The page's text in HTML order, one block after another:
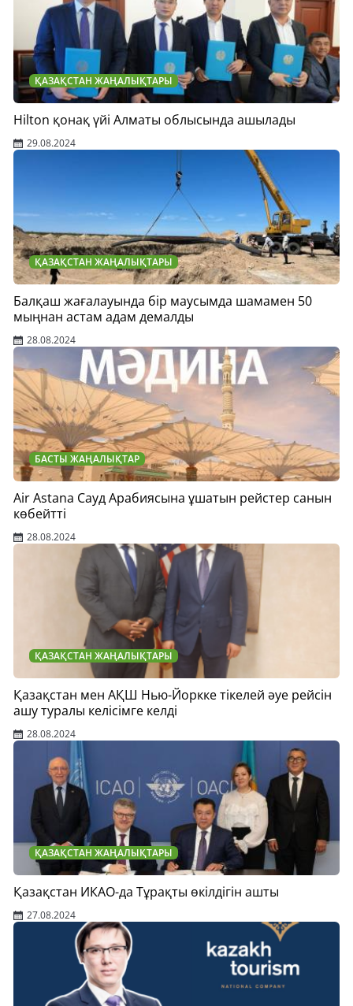
ҚАЗАҚСТАН ЖАҢАЛЫҚТАРЫ
Hilton қонақ үйі Алматы облысында ашылады
29.08.2024
ҚАЗАҚСТАН ЖАҢАЛЫҚТАРЫ
Балқаш жағалауында бір маусымда шамамен 50
мыңнан астам адам демалды
28.08.2024
БАСТЫ ЖАҢАЛЫҚТАР
Air Astana Сауд Арабиясына ұшатын рейстер санын
көбейтті
28.08.2024
ҚАЗАҚСТАН ЖАҢАЛЫҚТАРЫ
Қазақстан мен АҚШ Нью-Йоркке тікелей әуе рейсін
ашу туралы келісімге келді
28.08.2024
ҚАЗАҚСТАН ЖАҢАЛЫҚТАРЫ
Қазақстан ИКАО-да Тұрақты өкілдігін ашты
27.08.2024